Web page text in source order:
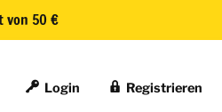
von 50 €
Login Registrieren